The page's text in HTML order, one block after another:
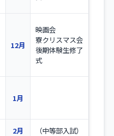
12月
映画会
寮クリスマス会
後期体験生修了
式
1月
2月 （中等部入試）